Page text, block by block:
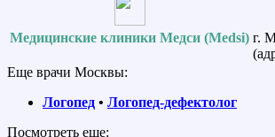
Медицинские клиники Медси (Medsi) г.
Еще врачи Москвы:
Логопед • Логопед-дефектолог
Посмотреть еще: